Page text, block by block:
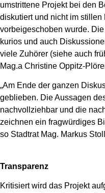
umstrittene Projekt bei den
diskutiert und nicht im stillen
vorbeigeschoben wurde.
kurios und auch
viele Zuhörer (siehe auch
Mag.a Christine Oppitz-
„Am Ende der ganzen
geblieben. Die Aussagen
nachvollziehbar und die
zeichnen ein fragwürdiges
so Stadtrat Mag. Markus
Transparenz
Kritisiert wird das Projekt